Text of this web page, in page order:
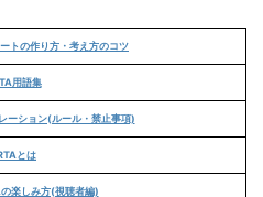
トの作り方・考え方のコツ
用語集
ーション(ルール・禁止事項)
とは
楽しみ方(視聴者編)